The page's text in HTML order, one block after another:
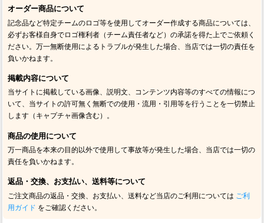
オーダー商品について
記念品など特定チームのロゴ等を使用してオーダー作成する商品については、
必ずお客様自身でロゴ権利者（チーム責任者など）の承諾を得た上でご依頼く
ださい。万一無断使用によるトラブルが発生した場合、当店では一切の責任を
負いかねます。
掲載内容について
当サイトに掲載している画像、説明文、コンテンツ内容等のすべての情報につ
いて、当サイトの許可無く無断での使用・流用・引用等を行うことを一切禁止
します（キャプチャ画像含む）。
商品の使用について
万一商品を本来の目的以外で使用して事故等が発生した場合、当店では一切の
責任を負いかねます。
返品・交換、お支払い、送料等について
ご注文商品の返品・交換、お支払い、送料など当店のご利用については ご利
用ガイド をご確認ください。